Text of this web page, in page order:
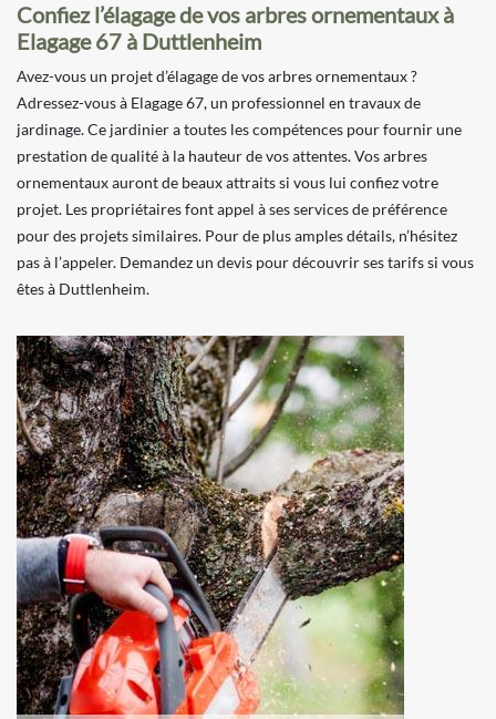
Confiez l’élagage de vos arbres ornementaux à
Elagage 67 à Duttlenheim
Avez-vous un projet d’élagage de vos arbres ornementaux ?
Adressez-vous à Elagage 67, un professionnel en travaux de
jardinage. Ce jardinier a toutes les compétences pour fournir une
prestation de qualité à la hauteur de vos attentes. Vos arbres
ornementaux auront de beaux attraits si vous lui confiez votre
projet. Les propriétaires font appel à ses services de préférence
pour des projets similaires. Pour de plus amples détails, n’hésitez
pas à l’appeler. Demandez un devis pour découvrir ses tarifs si vous
êtes à Duttlenheim.